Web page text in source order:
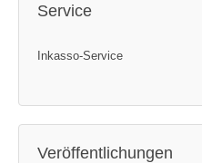
Service
Inkasso-Service
Veröffentlichungen